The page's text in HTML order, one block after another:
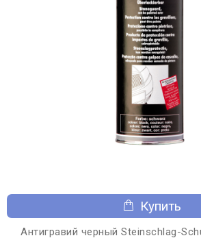
Купить
Антигравий черный Steinschlag-